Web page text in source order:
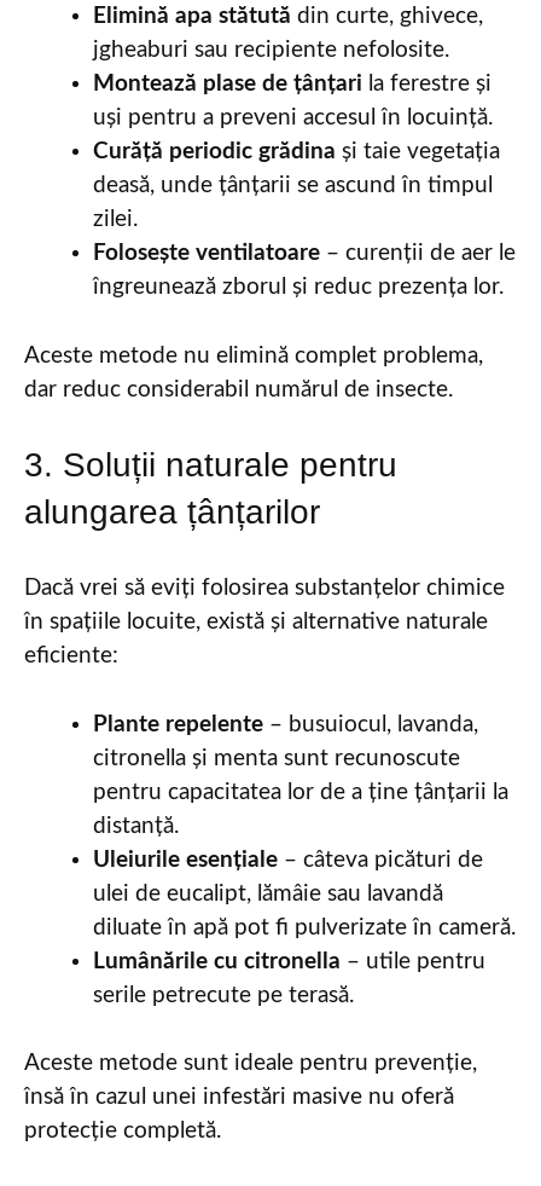
Elimină apa stătută din curte, ghivece,
jgheaburi sau recipiente nefolosite.
Montează plase de țânțari la ferestre și
uși pentru a preveni accesul în locuință.
Curăță periodic grădina și taie vegetația
deasă, unde țânțarii se ascund în timpul
zilei.
Folosește ventilatoare – curenții de aer le
îngreunează zborul și reduc prezența lor.
Aceste metode nu elimină complet problema,
dar reduc considerabil numărul de insecte.
3. Soluții naturale pentru
alungarea țânțarilor
Dacă vrei să eviți folosirea substanțelor chimice
în spațiile locuite, există și alternative naturale
eficiente:
Plante repelente – busuiocul, lavanda,
citronella și menta sunt recunoscute
pentru capacitatea lor de a ține țânțarii la
distanță.
Uleiurile esențiale – câteva picături de
ulei de eucalipt, lămâie sau lavandă
diluate în apă pot fi pulverizate în cameră.
Lumânările cu citronella – utile pentru
serile petrecute pe terasă.
Aceste metode sunt ideale pentru prevenție,
însă în cazul unei infestări masive nu oferă
protecție completă.